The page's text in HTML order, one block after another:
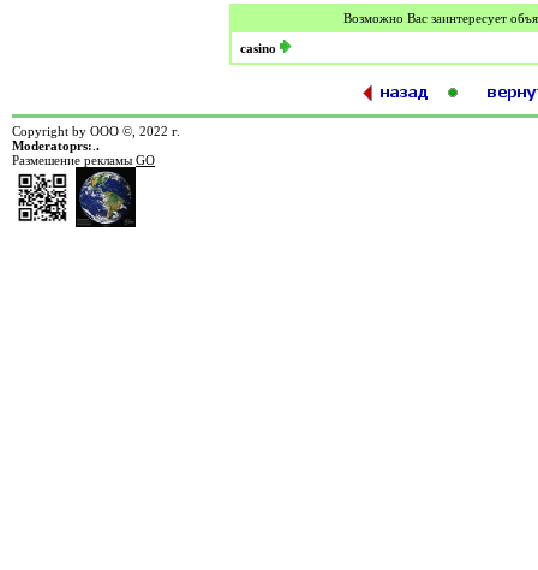
Возможно Вас заинтересует
casino
Copyright by ООО ©, 2022 г.
Moderatoprs: .
Размешение рекламы GO